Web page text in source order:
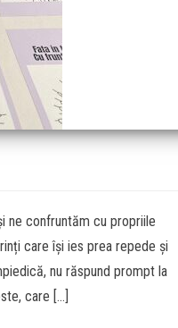
ne confruntăm cu propriile
care își ies prea repede și
nu răspund prompt la
care […]